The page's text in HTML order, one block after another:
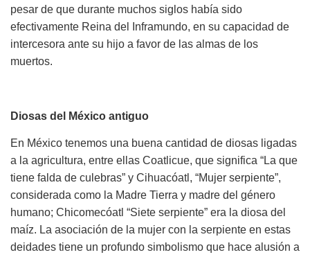
pesar de que durante muchos siglos había sido
efectivamente Reina del Inframundo, en su capacidad de
intercesora ante su hijo a favor de las almas de los
muertos.
Diosas del México antiguo
En México tenemos una buena cantidad de diosas ligadas
a la agricultura, entre ellas Coatlicue, que significa “La que
tiene falda de culebras” y Cihuacóatl, “Mujer serpiente”,
considerada como la Madre Tierra y madre del género
humano; Chicomecóatl “Siete serpiente” era la diosa del
maíz. La asociación de la mujer con la serpiente en estas
deidades tiene un profundo simbolismo que hace alusión a